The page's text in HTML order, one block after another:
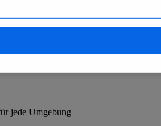
und -prognosen
jede Umgebung